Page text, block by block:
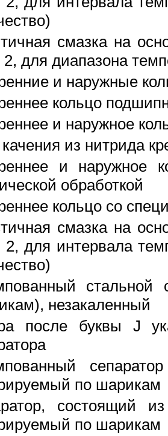
смазка на
2, для диапазона
и наружные
кольцо
и наружное
из нитрида
и наружное
обработкой
кольцо со
смазка на
2, для интервала
стальной
незакаленный
после буквы J
по шарикам
состоящий
по шарикам